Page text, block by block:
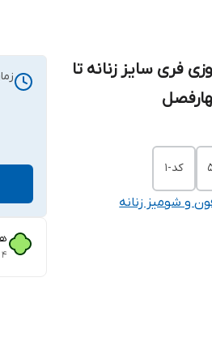
فری سایز زنانه تا
کد-1
و شومیز زنانه
۴ قسط ماهانه. بدون سود، چک و ضامن.